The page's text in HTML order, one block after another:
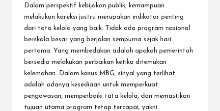
Dalam perspektif kebijakan publik, kemampuan
melakukan koreksi justru merupakan indikator penting
dari tata kelola yang baik. Tidak ada program nasional
berskala besar yang berjalan sempurna sejak hari
pertama. Yang membedakan adalah apakah pemerintah
bersedia melakukan perbaikan ketika ditemukan
kelemahan. Dalam kasus MBG, sinyal yang terlihat
adalah adanya kesediaan untuk memperkuat
pengawasan, memperbaiki tata kelola, dan memastikan
tujuan utama program tetap tercapai, yakni